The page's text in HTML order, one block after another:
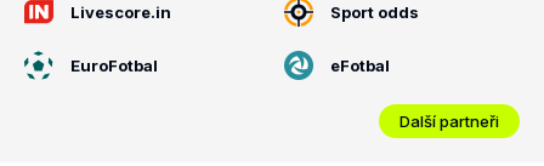
Livescore.in Sport odds
EuroFotbal eFotbal
Další partneři